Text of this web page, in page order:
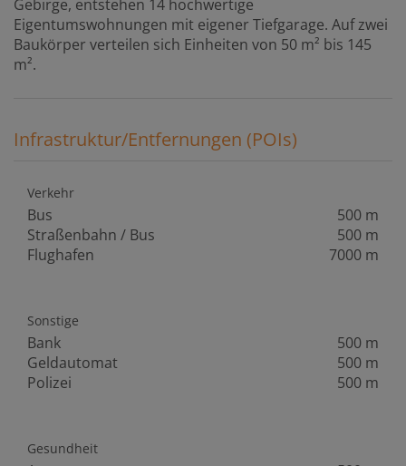
Gebirge, entstehen 14 hochwertige
Eigentumswohnungen mit eigener Tiefgarage. Auf zwei
Baukörper verteilen sich Einheiten von 50 m² bis 145
m².
Infrastruktur/Entfernungen (POIs)
Verkehr
Bus
500 m
Straßenbahn / Bus
500 m
Flughafen
7000 m
Sonstige
Bank
500 m
Geldautomat
500 m
Polizei
500 m
Gesundheit